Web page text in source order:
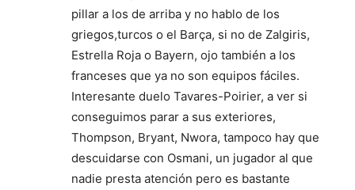
pillar a los de arriba y no hablo de los
griegos,turcos o el Barça, si no de Zalgiris,
Estrella Roja o Bayern, ojo también a los
franceses que ya no son equipos fáciles.
Interesante duelo Tavares-Poirier, a ver si
conseguimos parar a sus exteriores,
Thompson, Bryant, Nwora, tampoco hay que
descuidarse con Osmani, un jugador al que
nadie presta atención pero es bastante